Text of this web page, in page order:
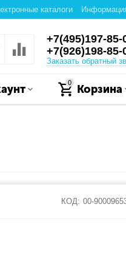
каталоги
+7(495)197-85-
+7(926)198-85-
Заказать обратный
0
Корзина
КОД: 00-